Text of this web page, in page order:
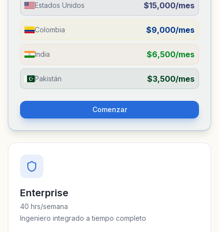
Estados Unidos $15,000/mes
Colombia $9,000/mes
India $6,500/mes
Pakistán $3,500/mes
Comenzar
Enterprise
40 hrs/semana
Ingeniero integrado a tiempo completo